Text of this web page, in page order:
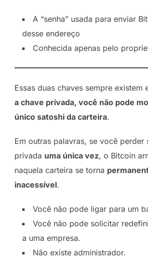
A “senha” usada para enviar
desse endereço
Conhecida apenas pelo
Essas duas chaves sempre existem
a chave privada, você não pode
único satoshi da carteira.
Em outras palavras, se você perder
privada uma única vez, o Bitcoin
naquela carteira se torna
inacessível.
Você não pode ligar para um
Você não pode solicitar
a uma empresa.
Não existe administrador.